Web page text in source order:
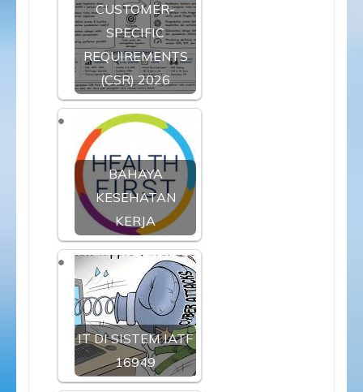
CUSTOMER-
SPECIFIC
REQUIREMENTS
(CSR) 2026
BAHAYA
KESEHATAN
KERJA
IT DI SISTEM IATF
16949